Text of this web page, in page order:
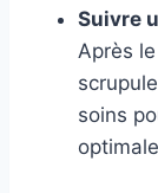
Suivre
Après
soins